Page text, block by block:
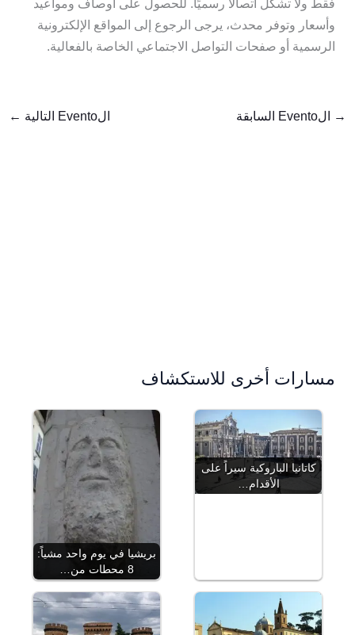
فقط ولا تشكل اتصالاً رسميًا. للحصول على أوصاف ومواعيد
وأسعار وتوفر محدث، يرجى الرجوع إلى المواقع الإلكترونية
الرسمية أو صفحات التواصل الاجتماعي الخاصة بالفعالية.
→ الEvento السابقة الEvento التالية ←
مسارات أخرى للاستكشاف
كاتانيا الباروكية سيراً على
الأقدام…
بريشيا في يوم واحد مشياً:
8 محطات من…